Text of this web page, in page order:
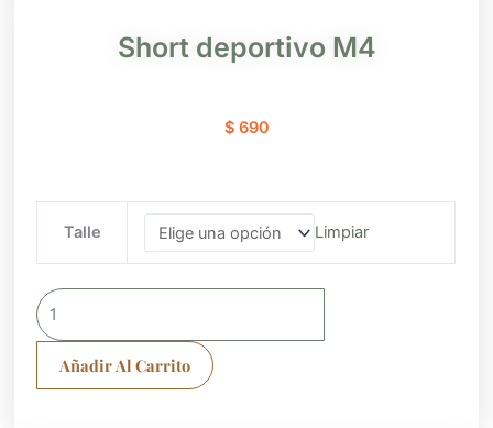
Short deportivo M4
$690
Talle Limpiar
deportivo
M4
cantidad
Añadir Al Carrito